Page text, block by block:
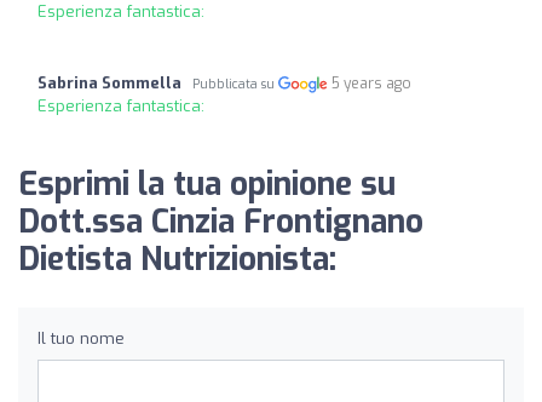
Esperienza fantastica:
Sabrina Sommella Pubblicata su 5 years ago
Esperienza fantastica:
Esprimi la tua opinione su
Dott.ssa Cinzia Frontignano
Dietista Nutrizionista:
Il tuo nome